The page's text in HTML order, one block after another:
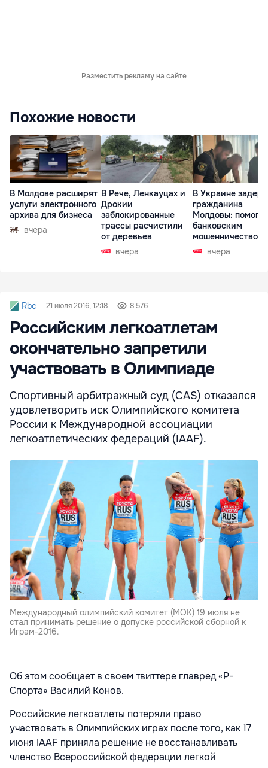
Разместить рекламу на сайте
Похожие новости
В Молдове расширят
услуги электронного
архива для бизнеса
вчера
В Рече, Ленкауцах и
Дрокии
заблокированные
трассы расчистили
от деревьев
вчера
В Украине
гражданина
Молдовы:
банковским
мошенничеством
Чехиивчера
Rbc 21 июля 2016, 12:18 8 576
Российским легкоатлетам
окончательно запретили
участвовать в Олимпиаде
Спортивный арбитражный суд (CAS) отказался
удовлетворить иск Олимпийского комитета
России к Международной ассоциации
легкоатлетических федераций (IAAF).
Международный олимпийский комитет (МОК) 19 июля не
стал принимать решение о допуске российской сборной к
Играм-2016.
Об этом сообщает в своем твиттере главред «Р-
Спорта» Василий Конов.
Российские легкоатлеты потеряли право
участвовать в Олимпийских играх после того, как 17
июня IAAF приняла решение не восстанавливать
членство Всероссийской федерации легкой